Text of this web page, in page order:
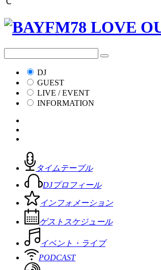
DJ
GUEST
LIVE / EVENT
INFORMATION
タイムテーブル
DJプロフィール
インフォメーション
ゲストスケジュール
イベント・ライブ
PODCAST